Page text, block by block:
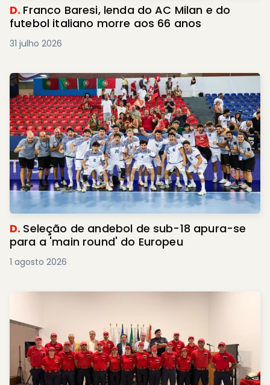
D. Franco Baresi, lenda do AC Milan e do
futebol italiano morre aos 66 anos
31 julho 2026
D. Seleção de andebol de sub-18 apura-se
para a 'main round' do Europeu
1 agosto 2026